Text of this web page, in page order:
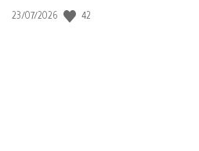
Data
23/07/2026 42